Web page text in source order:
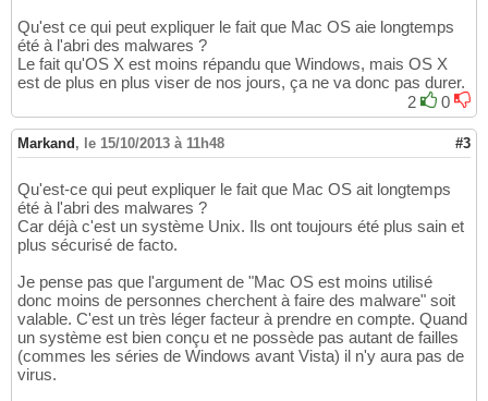
Qu'est ce qui peut expliquer le fait que Mac OS aie longtemps
été à l'abri des malwares ?
Le fait qu'OS X est moins répandu que Windows, mais OS X
est de plus en plus viser de nos jours, ça ne va donc pas durer.
2
0
Markand , le 15/10/2013 à 11h48 #3
Qu'est-ce qui peut expliquer le fait que Mac OS ait longtemps
été à l'abri des malwares ?
Car déjà c'est un système Unix. Ils ont toujours été plus sain et
plus sécurisé de facto.
Je pense pas que l'argument de "Mac OS est moins utilisé
donc moins de personnes cherchent à faire des malware" soit
valable. C'est un très léger facteur à prendre en compte. Quand
un système est bien conçu et ne possède pas autant de failles
(commes les séries de Windows avant Vista) il n'y aura pas de
virus.